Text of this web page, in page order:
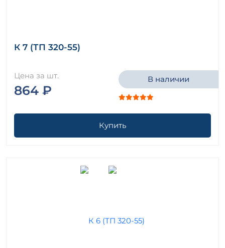
К 7 (ТП 320-55)
Цена за шт.
864 ₽
В наличии
Купить